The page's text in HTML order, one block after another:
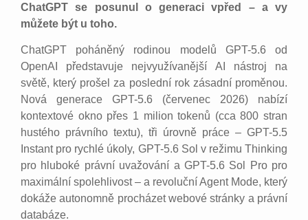
ChatGPT se posunul o generaci vpřed – a vy
můžete být u toho.
ChatGPT poháněný rodinou modelů GPT-5.6 od
OpenAI představuje nejvyužívanější AI nástroj na
světě, který prošel za poslední rok zásadní proměnou.
Nová generace GPT-5.6 (červenec 2026) nabízí
kontextové okno přes 1 milion tokenů (cca 800 stran
hustého právního textu), tři úrovně práce – GPT-5.5
Instant pro rychlé úkoly, GPT-5.6 Sol v režimu Thinking
pro hluboké právní uvažování a GPT-5.6 Sol Pro pro
maximální spolehlivost – a revoluční Agent Mode, který
dokáže autonomně procházet webové stránky a právní
databáze.